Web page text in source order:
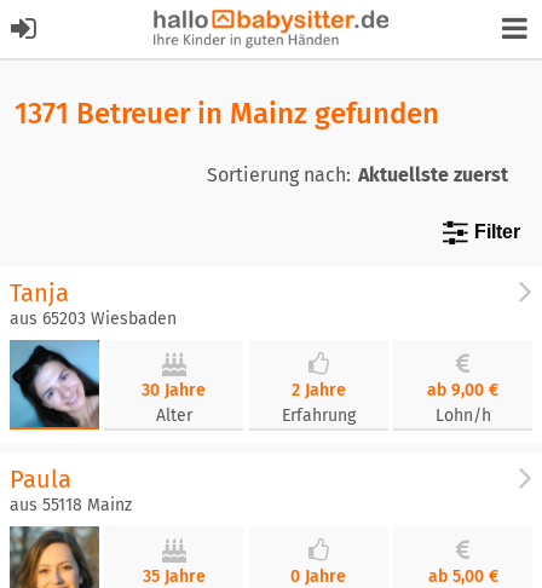
1371 Betreuer in Mainz gefunden
Sortierung nach:
Filter
Tanja
aus 65203 Wiesbaden
30 Jahre
Alter
2 Jahre
Erfahrung
ab 9,00 €
Lohn/h
Paula
aus 55118 Mainz
35 Jahre
0 Jahre
ab 5,00 €